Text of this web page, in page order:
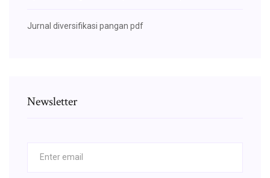
Jurnal diversifikasi pangan pdf
Newsletter